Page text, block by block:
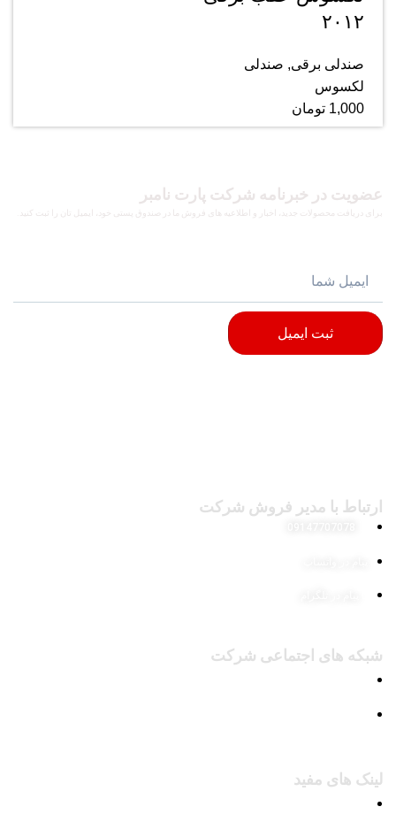
۲۰۱۲
صندلی برقی, صندلی
لکسوس
1,000 تومان
عضویت در خبرنامه شرکت پارت نامبر
برای دریافت محصولات جدید، اخبار و اطلاعیه های فروش ما در صندوق پستی خود، ایمیل تان را ثبت کنید.
ثبت ایمیل
ارتباط با مدیر فروش شرکت
شبکه های اجتماعی شرکت
لینک های مفید